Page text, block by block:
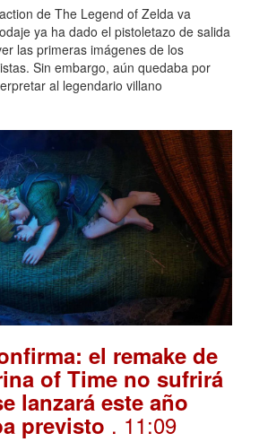
de The Legend of Zelda va
ya ha dado el pistoletazo de salida
las primeras imágenes de los
Sin embargo, aún quedaba por
al legendario villano
el remake de
of Time no sufrirá
lanzará este año
previsto . 11:09